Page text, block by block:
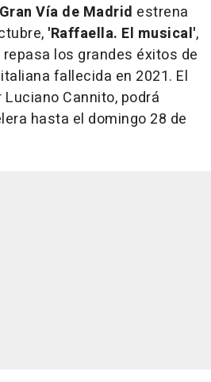
Vía de Madrid estrena
'Raffaella. El musical',
los grandes éxitos de
fallecida en 2021. El
Cannito, podrá
hasta el domingo 28 de